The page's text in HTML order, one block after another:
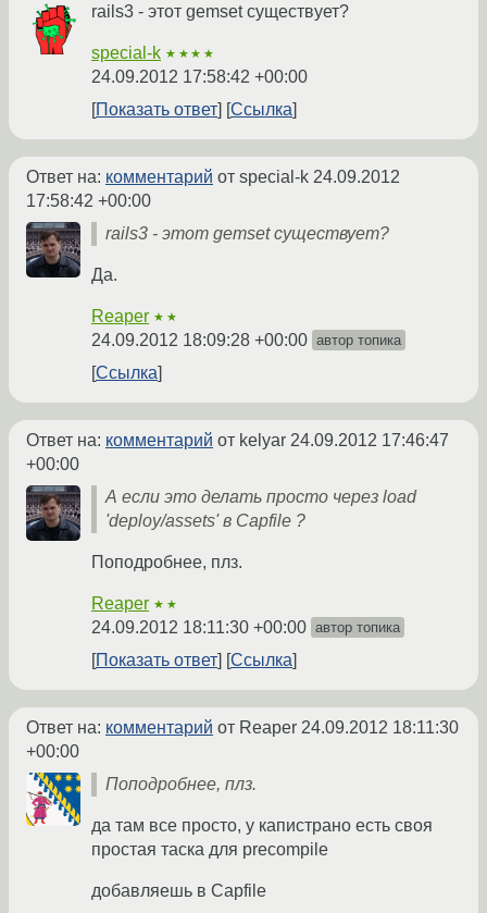
rails3 - этот gemset существует?
special-k ★★★★
24.09.2012 17:58:42 +00:00
Показать ответ
Ссылка
Ответ на: комментарий от special-k 24.09.2012
17:58:42 +00:00
rails3 - этот gemset существует?
Да.
Reaper ★★
24.09.2012 18:09:28 +00:00 автор топика
Ссылка
Ответ на: комментарий от kelyar 24.09.2012 17:46:47
+00:00
А если это делать просто через load
'deploy/assets' в Capfile ?
Поподробнее, плз.
Reaper ★★
24.09.2012 18:11:30 +00:00 автор топика
Показать ответ Ссылка
Ответ на: комментарий от Reaper 24.09.2012 18:11:30
+00:00
Поподробнее, плз.
да там все просто, у капистрано есть своя
простая таска для precompile
добавляешь в Capfile